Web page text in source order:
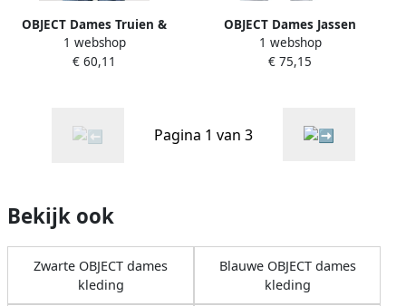
OBJECT Dames Truien &
Vesten Objrosa Knit L s Re
Pullover Beige
1 webshop
€ 60,11
OBJECT Dames Jassen
Objkeily Short Jacket Creme
1 webshop
€ 75,15
Pagina 1 van 3
Bekijk ook
Zwarte OBJECT dames
kleding
Blauwe OBJECT dames
kleding